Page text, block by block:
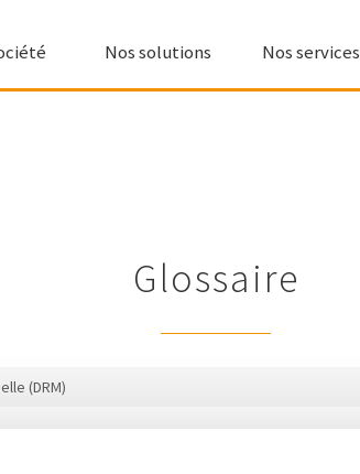
Nos solutions Nos services
Glossaire
(DRM)